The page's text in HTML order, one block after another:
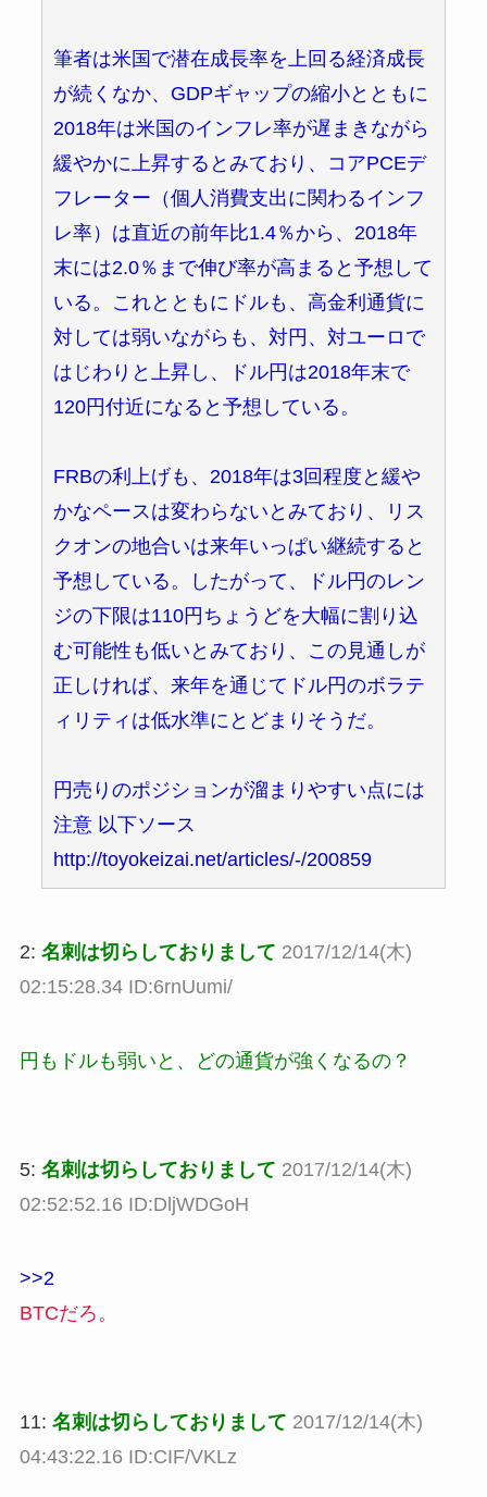
筆者は米国で潜在成長率を上回る経済成長
が続くなか、GDPギャップの縮小とともに
2018年は米国のインフレ率が遅まきながら
緩やかに上昇するとみており、コアPCEデ
フレーター（個人消費支出に関わるインフ
レ率）は直近の前年比1.4％から、2018年
末には2.0％まで伸び率が高まると予想して
いる。これとともにドルも、高金利通貨に
対しては弱いながらも、対円、対ユーロで
はじわりと上昇し、ドル円は2018年末で
120円付近になると予想している。
FRBの利上げも、2018年は3回程度と緩や
かなペースは変わらないとみており、リス
クオンの地合いは来年いっぱい継続すると
予想している。したがって、ドル円のレン
ジの下限は110円ちょうどを大幅に割り込
む可能性も低いとみており、この見通しが
正しければ、来年を通じてドル円のボラテ
ィリティは低水準にとどまりそうだ。
円売りのポジションが溜まりやすい点には
注意 以下ソース
http://toyokeizai.net/articles/-/200859
2: 名刺は切らしておりまして 2017/12/14(木)
02:15:28.34 ID:6rnUumi/
円もドルも弱いと、どの通貨が強くなるの？
5: 名刺は切らしておりまして 2017/12/14(木)
02:52:52.16 ID:DljWDGoH
>>2
BTCだろ。
11: 名刺は切らしておりまして 2017/12/14(木)
04:43:22.16 ID:CIF/VKLz